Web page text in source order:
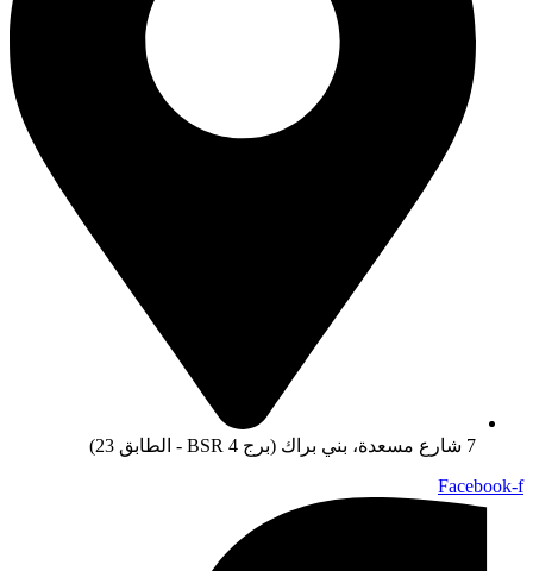
7 شارع مسعدة، بني براك (برج BSR 4 - الطابق 23)
Facebook-f